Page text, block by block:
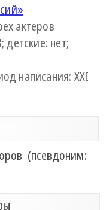
актеров
детские: нет;
написания: XXI
(псевдоним: